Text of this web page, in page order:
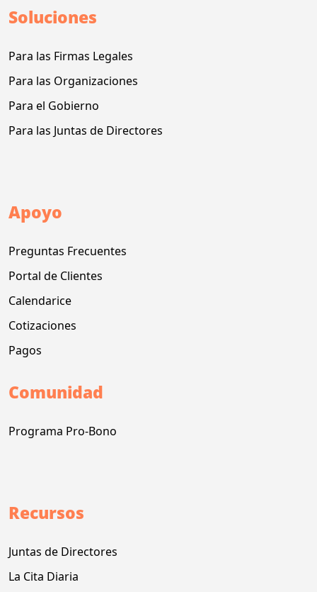
Soluciones
Para las Firmas Legales
Para las Organizaciones
Para el Gobierno
Para las Juntas de Directores
Apoyo
Preguntas Frecuentes
Portal de Clientes
Calendarice
Cotizaciones
Pagos
Comunidad
Programa Pro-Bono
Recursos
Juntas de Directores
La Cita Diaria